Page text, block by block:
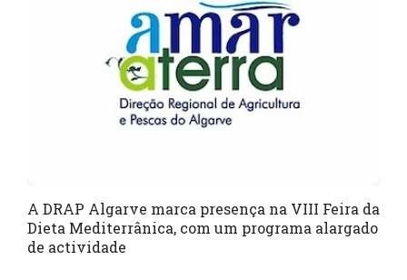
A DRAP Algarve marca presença na VIII Feira da
Dieta Mediterrânica, com um programa alargado
de actividade